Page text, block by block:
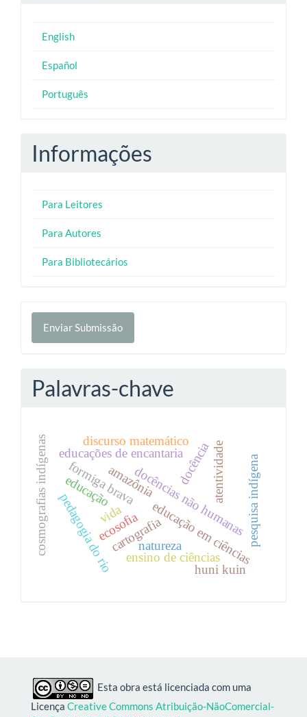
English
Español
Português
Informações
Para Leitores
Para Autores
Para Bibliotecários
Enviar
Submissão
Enviar Submissão
Palavras-chave
formiga brava
amazônia
educações de encantaria
docências não humanas
educação
docência
vida educação em ciências
ensino de ciências
pedagogia do rioecosofia
cartografia pesquisa indígena
huni kuin
cosmografias indígenas atentividade
natureza
discurso matemático
Esta obra está licenciada com uma
Licença Creative Commons Atribuição-NãoComercial-